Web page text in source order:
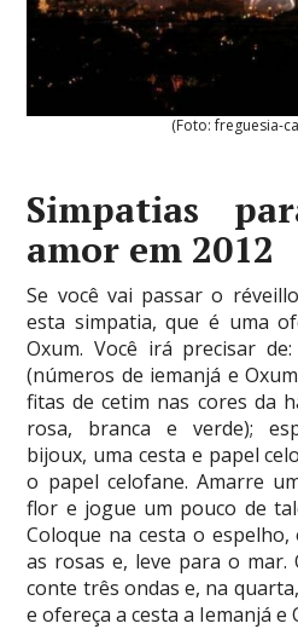
(Foto: freguesia-
Simpatias
amor em 2012
Se você vai passar o
esta simpatia, que é uma
Oxum. Você irá precisar
(números de iemanjá e
fitas de cetim nas cores da
rosa, branca e verde);
bijoux, uma cesta e papel
o papel celofane. Amarre
flor e jogue um pouco de
Coloque na cesta o
as rosas e, leve para o mar.
conte três ondas e, na
e ofereça a cesta a Iemanjá e